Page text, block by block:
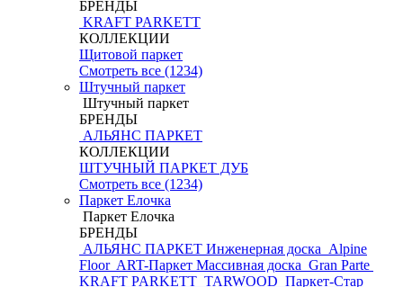
БРЕНДЫ
KRAFT PARKETT
КОЛЛЕКЦИИ
Щитовой паркет
Смотреть все (1234)
Штучный паркет
Штучный паркет
БРЕНДЫ
АЛЬЯНС ПАРКЕТ
КОЛЛЕКЦИИ
ШТУЧНЫЙ ПАРКЕТ ДУБ
Смотреть все (1234)
Паркет Елочка
Паркет Елочка
БРЕНДЫ
АЛЬЯНС ПАРКЕТ Инженерная доска Alpine
Floor ART-Паркет Массивная доска Gran Parte
KRAFT PARKETT TARWOOD Паркет-Стар